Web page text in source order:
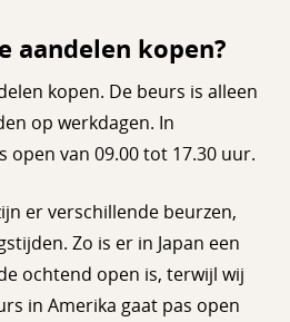
aandelen kopen?
kopen. De beurs is alleen
op werkdagen. In
open van 09.00 tot 17.30 uur.
er verschillende beurzen,
Zo is er in Japan een
ochtend open is, terwijl wij
in Amerika gaat pas open